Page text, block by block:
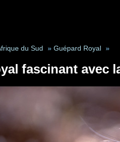
du Sud » Guépard Royal »
fascinant avec